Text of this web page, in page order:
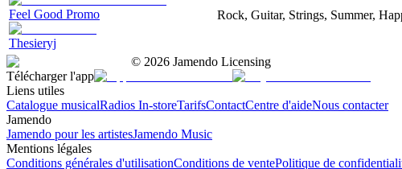
Feel Good Promo
Thesieryj
Rock, Guitar, Strings, Summer,
© 2026 Jamendo Licensing
Télécharger l'app
Liens utiles
Catalogue musicalRadios In-storeTarifsContactCentre d'aideNous contacter
Jamendo
Jamendo pour les artistesJamendo Music
Mentions légales
Conditions générales d'utilisationConditions de ventePolitique de